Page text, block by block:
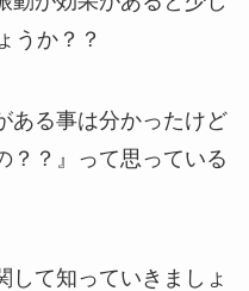
うか？？
ある事は分かったけど
？？』って思っている
して知っていきましょ